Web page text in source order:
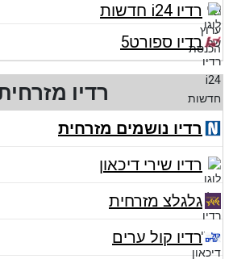
רדיו i24 חדשות
רדיו ספורט5
רדיו מזרחית
רדיו נושמים מזרחית
רדיו שירי דיכאון
גלגלצ מזרחית
רדיו קול ערים